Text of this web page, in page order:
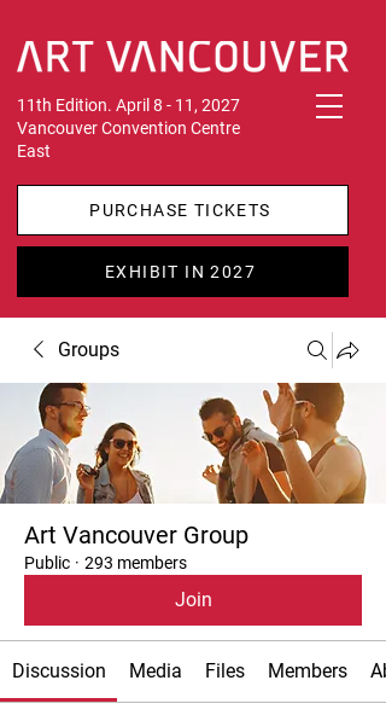
11th Edition. April 8 - 11, 2027
Vancouver Convention Centre
East
PURCHASE TICKETS
EXHIBIT IN 2027
Groups
Art Vancouver Group
Public · 293 members
Join
Discussion Media Files Members